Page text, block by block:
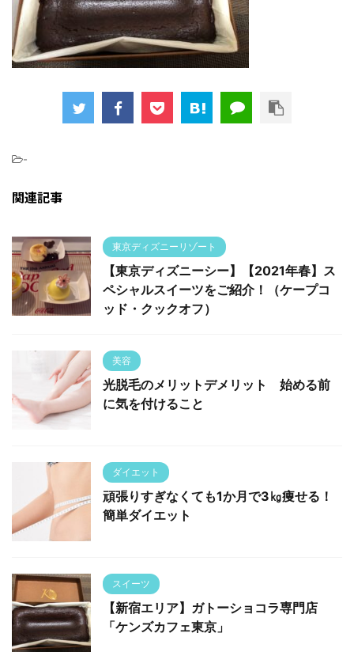
-
関連記事
東京ディズニーリゾート
【東京ディズニーシー】【2021年春】ス
ペシャルスイーツをご紹介！（ケープコ
ッド・クックオフ）
美容
光脱毛のメリットデメリット 始める前
に気を付けること
ダイエット
頑張りすぎなくても1か月で3㎏痩せる！
簡単ダイエット
スイーツ
【新宿エリア】ガトーショコラ専門店
「ケンズカフェ東京」